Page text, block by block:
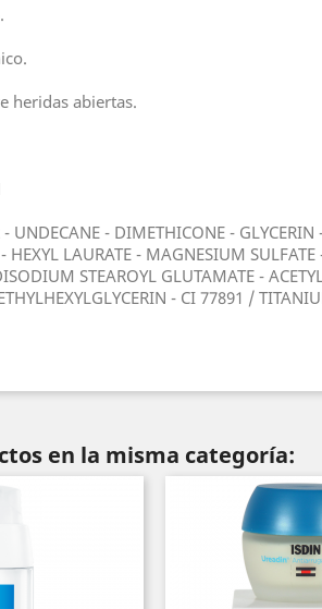
heridas abiertas.
UNDECANE - DIMETHICONE - GLYCERIN
HEXYL LAURATE - MAGNESIUM
STEAROYL GLUTAMATE -
- CI 77891 /
en la misma categoría: